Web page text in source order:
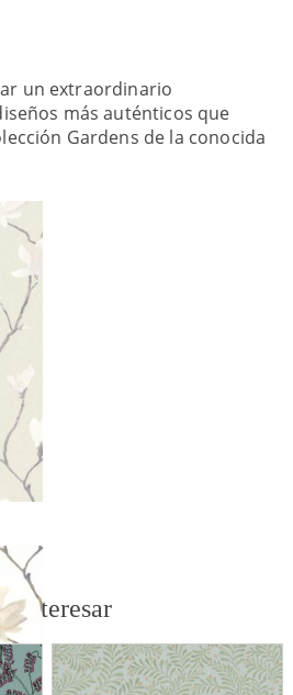
un extraordinario
más auténticos que
Gardens de la conocida
interesar